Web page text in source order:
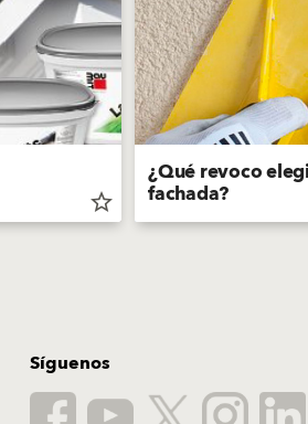
star_border
¿Qué revoco
fachada?
Síguenos